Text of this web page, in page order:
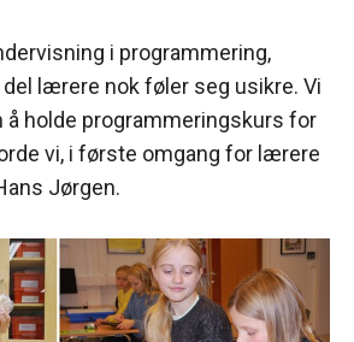
i programmering,
lærere nok føler seg usikre. Vi
holde programmeringskurs for
vi, i første omgang for lærere
Jørgen.